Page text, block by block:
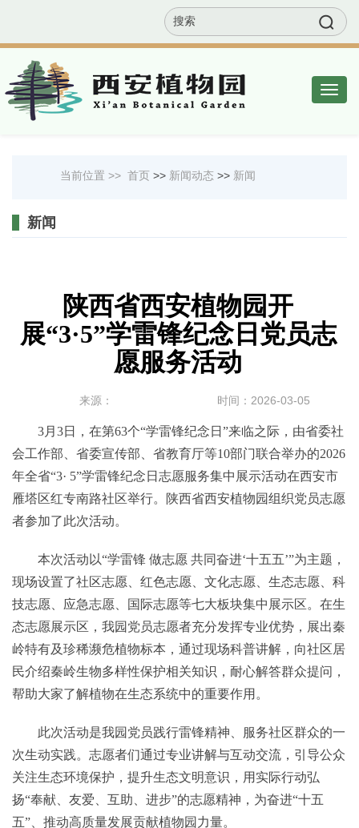
当前位置 >> 首页 >> 新闻动态 >> 新闻
新闻
陕西省西安植物园开
展“3·5”学雷锋纪念日党员志
愿服务活动
来源： 时间：2026-03-05
3月3日，在第63个“学雷锋纪念日”来临之际，由省委社
会工作部、省委宣传部、省教育厅等10部门联合举办的2026
年全省“3· 5”学雷锋纪念日志愿服务集中展示活动在西安市
雁塔区红专南路社区举行。陕西省西安植物园组织党员志愿
者参加了此次活动。
本次活动以“学雷锋 做志愿 共同奋进‘十五五’”为主题，
现场设置了社区志愿、红色志愿、文化志愿、生态志愿、科
技志愿、应急志愿、国际志愿等七大板块集中展示区。在生
态志愿展示区，我园党员志愿者充分发挥专业优势，展出秦
岭特有及珍稀濒危植物标本，通过现场科普讲解，向社区居
民介绍秦岭生物多样性保护相关知识，耐心解答群众提问，
帮助大家了解植物在生态系统中的重要作用。
此次活动是我园党员践行雷锋精神、服务社区群众的一
次生动实践。志愿者们通过专业讲解与互动交流，引导公众
关注生态环境保护，提升生态文明意识，用实际行动弘
扬“奉献、友爱、互助、进步”的志愿精神，为奋进“十五
五”、推动高质量发展贡献植物园力量。